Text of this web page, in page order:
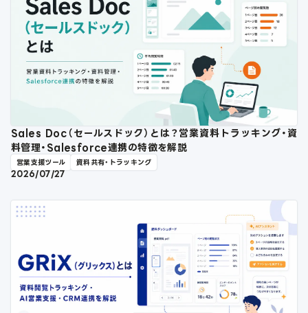
Sales Doc（セールスドック）とは？営業資料トラッキング・資
料管理・Salesforce連携の特徴を解説
営業支援ツール 資料共有・トラッキング
2026/07/27